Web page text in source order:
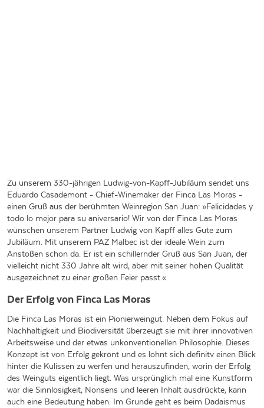
Zu unserem 330-jährigen Ludwig-von-Kapff-Jubiläum sendet uns
Eduardo Casademont - Chief-Winemaker der Finca Las Moras -
einen Gruß aus der berühmten Weinregion San Juan: »Felicidades y
todo lo mejor para su aniversario! Wir von der Finca Las Moras
wünschen unserem Partner Ludwig von Kapff alles Gute zum
Jubiläum. Mit unserem PAZ Malbec ist der ideale Wein zum
Anstoßen schon da. Er ist ein schillernder Gruß aus San Juan, der
vielleicht nicht 330 Jahre alt wird, aber mit seiner hohen Qualität
ausgezeichnet zu einer großen Feier passt.«
Der Erfolg von Finca Las Moras
Die Finca Las Moras ist ein Pionierweingut. Neben dem Fokus auf
Nachhaltigkeit und Biodiversität überzeugt sie mit ihrer innovativen
Arbeitsweise und der etwas unkonventionellen Philosophie. Dieses
Konzept ist von Erfolg gekrönt und es lohnt sich definitv einen Blick
hinter die Kulissen zu werfen und herauszufinden, worin der Erfolg
des Weinguts eigentlich liegt. Was ursprünglich mal eine Kunstform
war die Sinnlosigkeit, Nonsens und leeren Inhalt ausdrückte, kann
auch eine Bedeutung haben. Im Grunde geht es beim Dadaismus